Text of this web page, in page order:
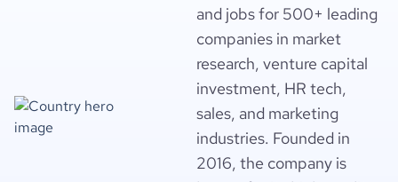
and jobs for 500+ leading
companies in market
research, venture capital
investment, HR tech,
sales, and marketing
industries. Founded in
2016, the company is